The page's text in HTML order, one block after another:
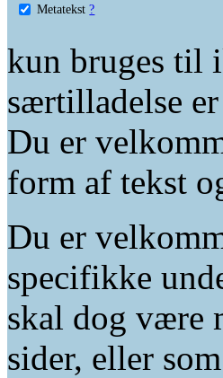
Metatekst ?
kun bruges til
særtilladelse
Du er
form af tekst
Du er
specifikke
skal dog være
sider, eller